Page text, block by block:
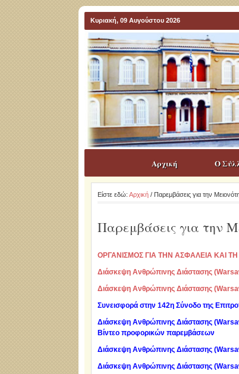
Κυριακή, 09 Αυγούστου 2026
Αρχική Ο
Είστε εδώ: Αρχική/ Παρεμβάσεις για την
Παρεμβάσεις για την
ΟΡΓΑΝΙΣΜΟΣ ΓΙΑ ΤΗΝ ΑΣΦΑΛΕΙΑ ΚΑΙ
Διάσκεψη Ανθρώπινης Διάστασης
Διάσκεψη Ανθρώπινης Διάστασης
Συνεισφορά στην 142η Σύνοδο της
Διάσκεψη Ανθρώπινης Διάστασης
Βίντεο προφορικών παρεμβάσεων
Διάσκεψη Ανθρώπινης Διάστασης
Διάσκεψη Ανθρώπινης Διάστασης